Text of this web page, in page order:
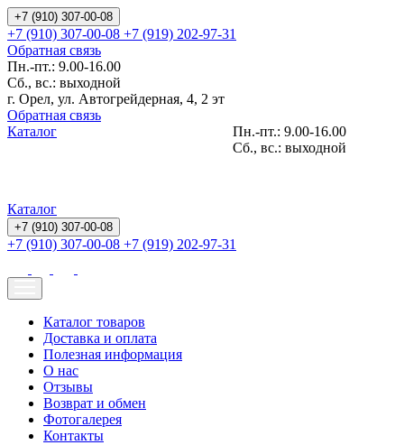
+7 (910) 307-00-08
+7 (910) 307-00-08 +7 (919) 202-97-31
Обратная связь
Пн.-пт.: 9.00-16.00
Сб., вс.: выходной
г. Орел, ул. Автогрейдерная, 4, 2 эт
Обратная связь
Пн.-пт.: 9.00-16.00
Сб., вс.: выходной
Каталог
Каталог
+7 (910) 307-00-08
+7 (910) 307-00-08 +7 (919) 202-97-31
Каталог товаров
Доставка и оплата
Полезная информация
О нас
Отзывы
Возврат и обмен
Фотогалерея
Контакты